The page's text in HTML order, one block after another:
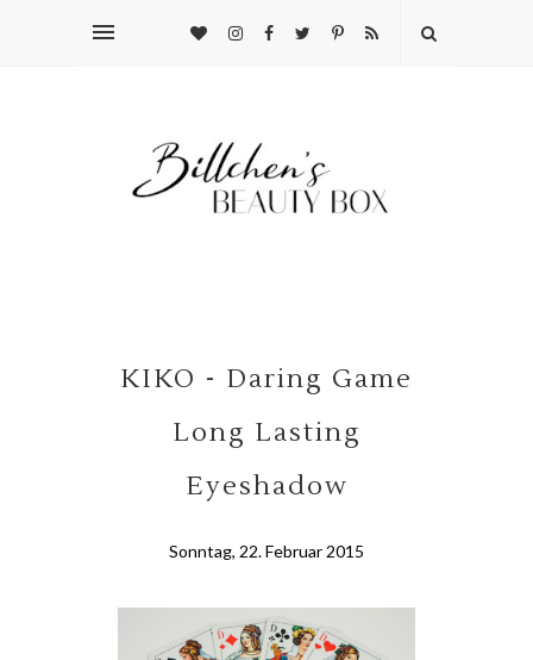
KIKO - Daring Game
Long Lasting
Eyeshadow
Sonntag, 22. Februar 2015